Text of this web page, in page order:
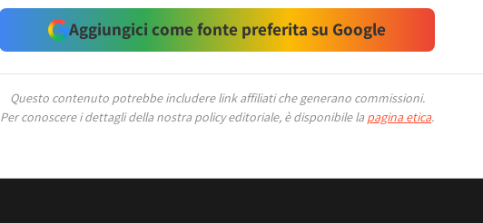
Aggiungici come fonte preferita su Google
Questo contenuto potrebbe includere link affiliati che generano commissioni.
Per conoscere i dettagli della nostra policy editoriale, è disponibile la pagina etica.